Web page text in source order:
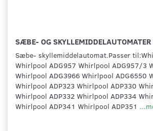
SÆBE- OG
Sæbe- skyllemiddelautomat.Passer
Whirlpool ADG957 Whirlpool ADG957/3
Whirlpool ADG3966 Whirlpool ADG6550
Whirlpool ADP323 Whirlpool ADP330
Whirlpool ADP332 Whirlpool ADP334
Whirlpool ADP341 Whirlpool ADP351